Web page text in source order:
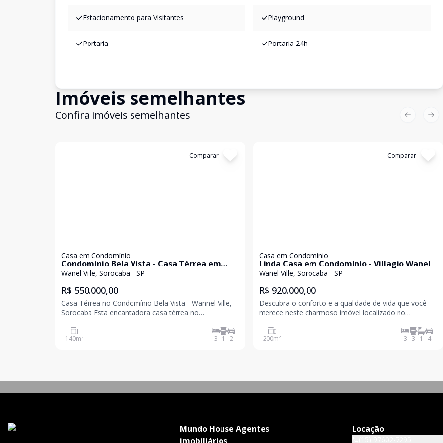
Estacionamento para Visitantes Playground
Portaria Portaria 24h
Imóveis semelhantes
Confira imóveis semelhantes
Comparar
Casa em Condomínio
Condominio Bela Vista - Casa Térrea em
Condomínio com 3 dormitórios sendo 1
Wanel Ville, Sorocaba - SP
R$ 550.000,00
Casa Térrea no Condomínio Bela Vista - Wannel Ville,
Sorocaba Esta encantadora casa térrea no
Sorocaba, oferece o conforto e a praticidade que você
procura. Com 3 dormitórios, sendo 1 suíte, esta residê
140m² 3 1 2
Comparar
Casa em Condomínio
Linda Casa em Condomínio - Villagio Wanel
Wanel Ville, Sorocaba - SP
R$ 920.000,00
Descubra o conforto e a qualidade de vida que você
merece neste charmoso imóvel localizado no
de área total e 140 m² de área construída, esta casa
oferece um projeto moderno e funcional, ideal para
200m² 3 3 1 4
Previous
Mundo House Agentes
imobiliários
Locação